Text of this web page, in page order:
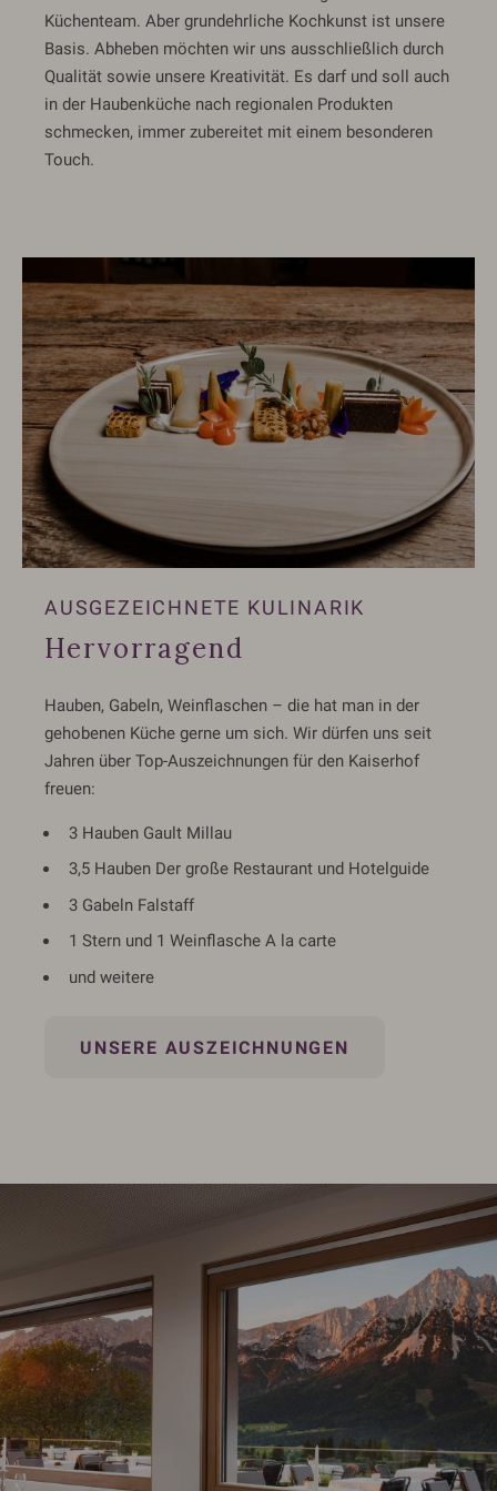
Küchenteam. Aber grundehrliche Kochkunst ist unsere
Basis. Abheben möchten wir uns ausschließlich durch
Qualität sowie unsere Kreativität. Es darf und soll auch
in der Haubenküche nach regionalen Produkten
schmecken, immer zubereitet mit einem besonderen
Touch.
AUSGEZEICHNETE KULINARIK
Hervorragend
Hauben, Gabeln, Weinflaschen – die hat man in der
gehobenen Küche gerne um sich. Wir dürfen uns seit
Jahren über Top-Auszeichnungen für den Kaiserhof
freuen:
3 Hauben Gault Millau
3,5 Hauben Der große Restaurant und Hotelguide
3 Gabeln Falstaff
1 Stern und 1 Weinflasche A la carte
und weitere
UNSERE AUSZEICHNUNGEN